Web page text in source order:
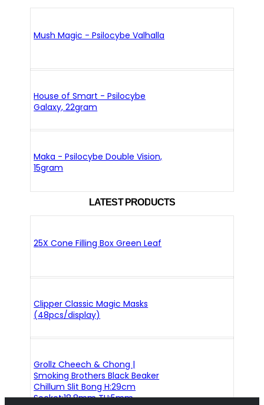
Mush Magic - Psilocybe Valhalla
House of Smart - Psilocybe
Galaxy, 22gram
Maka - Psilocybe Double Vision,
15gram
LATEST PRODUCTS
25X Cone Filling Box Green Leaf
Clipper Classic Magic Masks
(48pcs/display)
Grollz Cheech & Chong |
Smoking Brothers Black Beaker
Chillum Slit Bong H:29cm
Socket:18.8mm TH:5mm